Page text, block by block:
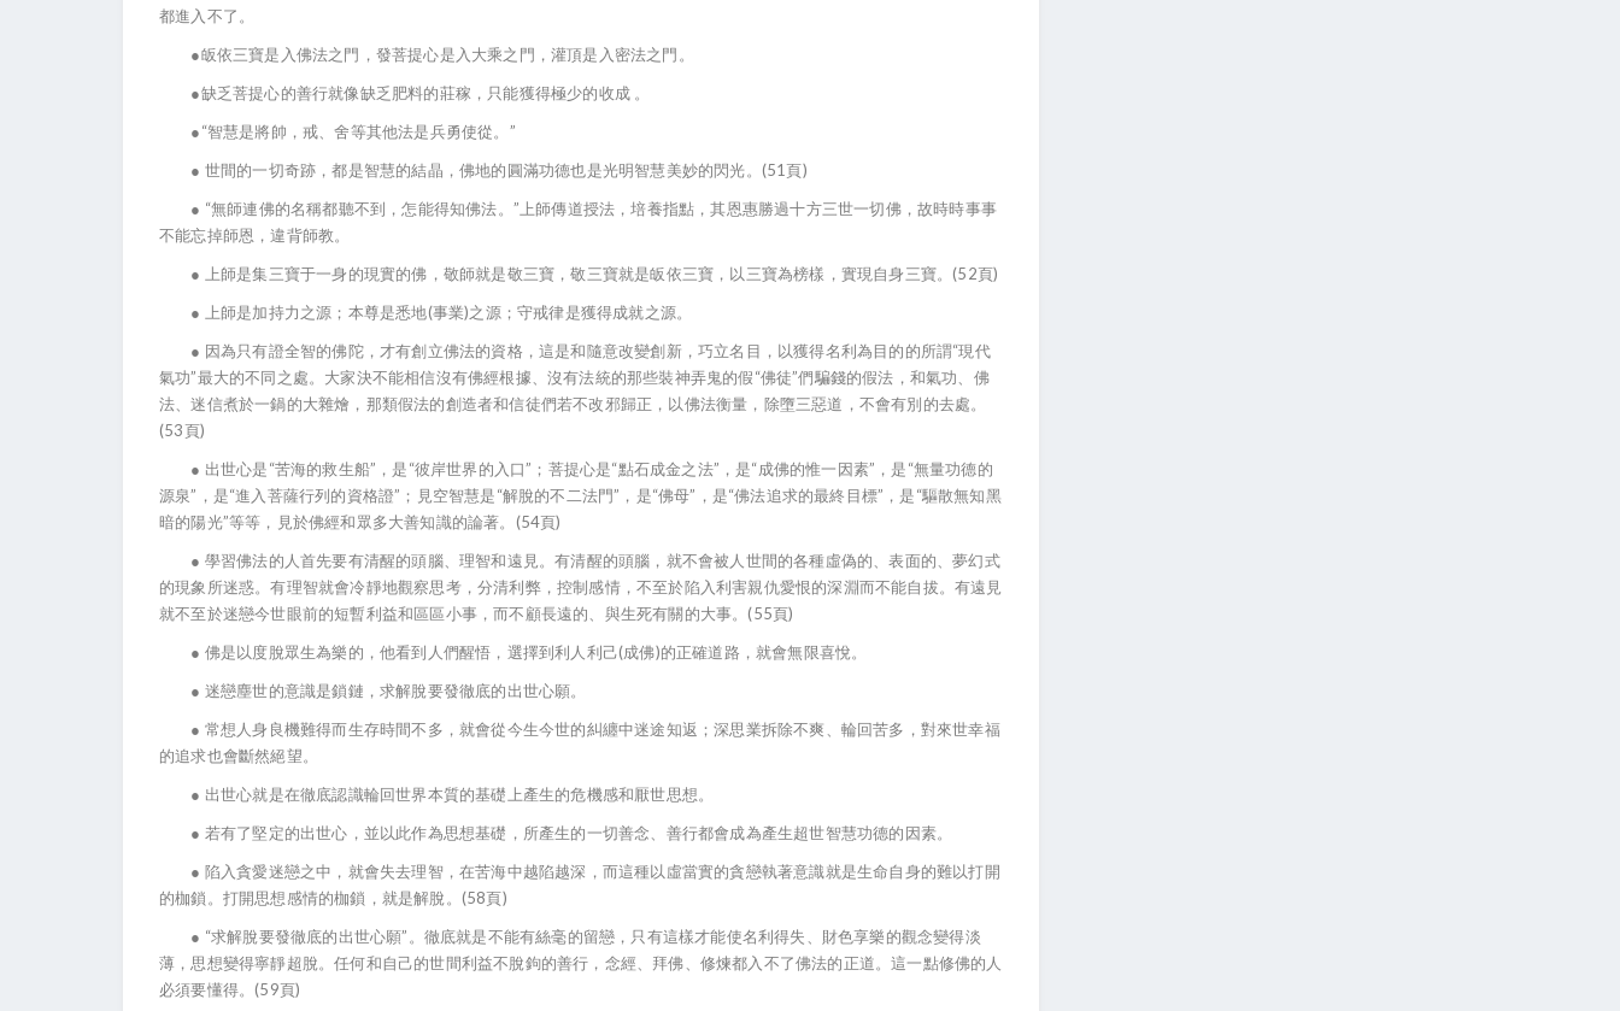
都進入不了。
●皈依三寶是入佛法之門，發菩提心是入大乘之門，灌頂是入密法之門。
●缺乏菩提心的善行就像缺乏肥料的莊稼，只能獲得極少的收成 。
●“智慧是將帥，戒、舍等其他法是兵勇使從。”
● 世間的一切奇跡，都是智慧的結晶，佛地的圓滿功德也是光明智慧美妙的閃光。(51頁)
● “無師連佛的名稱都聽不到，怎能得知佛法。”上師傳道授法，培養指點，其恩惠勝過十方三世一切佛，故時時事事
不能忘掉師恩，違背師教。
● 上師是集三寶于一身的現實的佛，敬師就是敬三寶，敬三寶就是皈依三寶，以三寶為榜樣，實現自身三寶。(52頁)
● 上師是加持力之源；本尊是悉地(事業)之源；守戒律是獲得成就之源。
● 因為只有證全智的佛陀，才有創立佛法的資格，這是和隨意改變創新，巧立名目，以獲得名利為目的的所謂“現代
氣功”最大的不同之處。大家決不能相信沒有佛經根據、沒有法統的那些裝神弄鬼的假“佛徒”們騙錢的假法，和氣功、佛
法、迷信煮於一鍋的大雜燴，那類假法的創造者和信徒們若不改邪歸正，以佛法衡量，除墮三惡道，不會有別的去處。
(53頁)
● 出世心是“苦海的救生船”，是“彼岸世界的入口”；菩提心是“點石成金之法”，是“成佛的惟一因素”，是“無量功德的
源泉”，是“進入菩薩行列的資格證”；見空智慧是“解脫的不二法門”，是“佛母”，是“佛法追求的最終目標”，是“驅散無知黑
暗的陽光”等等，見於佛經和眾多大善知識的論著。(54頁)
● 學習佛法的人首先要有清醒的頭腦、理智和遠見。有清醒的頭腦，就不會被人世間的各種虛偽的、表面的、夢幻式
的現象所迷惑。有理智就會冷靜地觀察思考，分清利弊，控制感情，不至於陷入利害親仇愛恨的深淵而不能自拔。有遠見
就不至於迷戀今世眼前的短暫利益和區區小事，而不顧長遠的、與生死有關的大事。(55頁)
● 佛是以度脫眾生為樂的，他看到人們醒悟，選擇到利人利己(成佛)的正確道路，就會無限喜悅。
● 迷戀塵世的意識是鎖鏈，求解脫要發徹底的出世心願。
● 常想人身良機難得而生存時間不多，就會從今生今世的糾纏中迷途知返；深思業拆除不爽、輪回苦多，對來世幸福
的追求也會斷然絕望。
● 出世心就是在徹底認識輪回世界本質的基礎上產生的危機感和厭世思想。
● 若有了堅定的出世心，並以此作為思想基礎，所產生的一切善念、善行都會成為產生超世智慧功德的因素。
● 陷入貪愛迷戀之中，就會失去理智，在苦海中越陷越深，而這種以虛當實的貪戀執著意識就是生命自身的難以打開
的枷鎖。打開思想感情的枷鎖，就是解脫。(58頁)
● “求解脫要發徹底的出世心願”。徹底就是不能有絲毫的留戀，只有這樣才能使名利得失、財色享樂的觀念變得淡
薄，思想變得寧靜超脫。任何和自己的世間利益不脫鉤的善行，念經、拜佛、修煉都入不了佛法的正道。這一點修佛的人
必須要懂得。(59頁)